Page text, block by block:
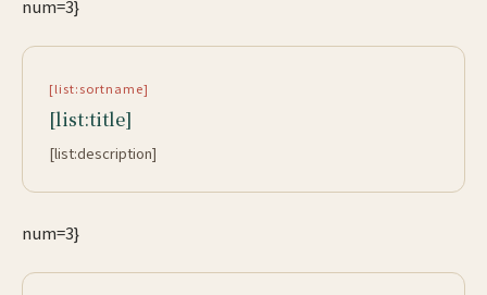
num=3}
[list:sortname]
[list:title]
[list:description]
num=3}